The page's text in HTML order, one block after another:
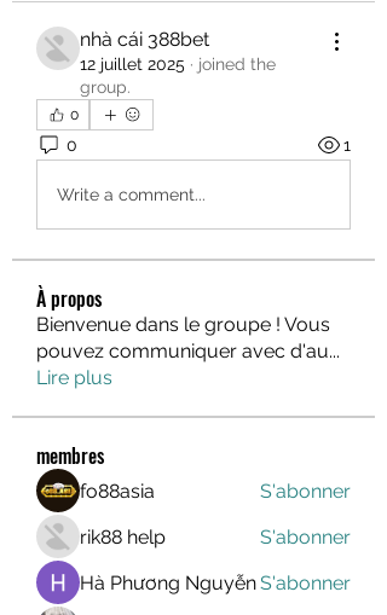
nhà cái 388bet
12 juillet 2025 · joined the
group.
0
0 1
Write a comment...
À propos
Bienvenue dans le groupe ! Vous
pouvez communiquer avec d'au...
Lire plus
membres
fo88asia
S'abonner
rik88 help
S'abonner
Hà Phương NguyễnS'abonner